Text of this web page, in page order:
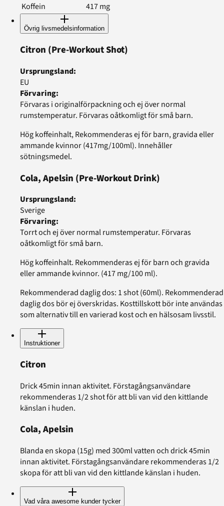
Koffein
417mg
Övrig livsmedelsinformation
Citron (Pre-Workout Shot)
Ursprungsland:
EU
Förvaring:
Förvaras i originalförpackning och ej över normal
rumstemperatur. Förvaras oåtkomligt för små barn.
Hög koffeinhalt, Rekommenderas ej för barn, gravida eller
ammande kvinnor (417mg/100ml). Innehåller
sötningsmedel.
Cola, Apelsin (Pre-Workout Drink)
Ursprungsland:
Sverige
Förvaring:
Torrt och ej över normal rumstemperatur. Förvaras
oåtkomligt för små barn.
Hög koffeinhalt. Rekommenderas ej för barn och gravida
eller ammande kvinnor. (417 mg/100 ml).
Rekommenderad daglig dos: 1 shot (60ml). Rekommenderad
daglig dos bör ej överskridas. Kosttillskott bör inte användas
som alternativ till en varierad kost och en hälsosam livsstil.
Instruktioner
Citron
Drick 45min innan aktivitet. Förstagångsanvändare
rekommenderas 1/2 shot för att bli van vid den kittlande
känslan i huden.
Cola, Apelsin
Blanda en skopa (15g) med 300ml vatten och drick 45min
innan aktivitet. Förstagångsanvändare rekommenderas 1/2
skopa för att bli van vid den kittlande känslan i huden.
Vad våra awesome kunder tycker